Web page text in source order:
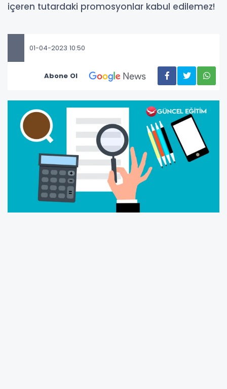
içeren tutardaki promosyonlar kabul edilemez!
01-04-2023 10:50
Abone Ol